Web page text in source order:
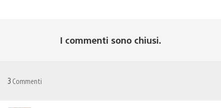
I commenti sono chiusi.
3 Commenti